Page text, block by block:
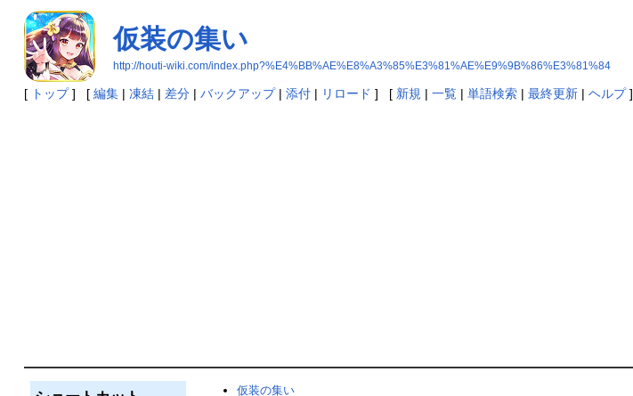
仮装の集い
http://houti-wiki.com/index.php?%E4%BB%AE%E8%A3%85%E3%81%AE%E9%9B%86%E3%81%84
[ トップ] [ 編集| 凍結| 差分| バックアップ| 添付| リロード ] [ 新規 | 一覧| 単語検索| 最終更新| ヘルプ]
仮装の集い